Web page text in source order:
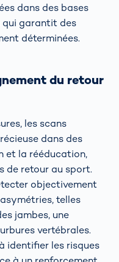
dans des bases
qui garantit des
déterminées.
du retour
les scans
dans des
et la rééducation,
de retour au sport.
objectivement
telles
jambes, une
vertébrales.
identifier les risques